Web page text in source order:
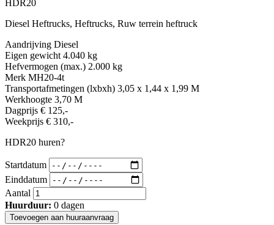
HDR20
Diesel Heftrucks, Heftrucks, Ruw terrein heftruck
Aandrijving Diesel
Eigen gewicht 4.040 kg
Hefvermogen (max.) 2.000 kg
Merk MH20-4t
Transportafmetingen (lxbxh) 3,05 x 1,44 x 1,99 M
Werkhoogte 3,70 M
Dagprijs € 125,-
Weekprijs € 310,-
HDR20 huren?
Startdatum
Einddatum
Aantal
Huurduur: 0 dagen
Toevoegen aan huuraanvraag